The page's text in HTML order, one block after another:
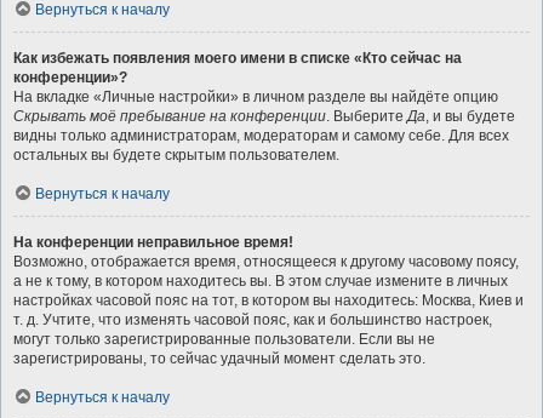
Вернуться к началу
Как избежать появления моего имени в списке «Кто сейчас на
конференции»?
На вкладке «Личные настройки» в личном разделе вы найдёте опцию
Скрывать моё пребывание на конференции. ВыберитеДа, и вы будете
видны только администраторам, модераторам и самому себе. Для всех
остальных вы будете скрытым пользователем.
Вернуться к началу
На конференции неправильное время!
Возможно, отображается время, относящееся к другому часовому поясу,
а не к тому, в котором находитесь вы. В этом случае измените в личных
настройках часовой пояс на тот, в котором вы находитесь: Москва, Киев и
т. д. Учтите, что изменять часовой пояс, как и большинство настроек,
могут только зарегистрированные пользователи. Если вы не
зарегистрированы, то сейчас удачный момент сделать это.
Вернуться к началу